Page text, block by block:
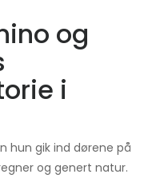
og
i
hun gik ind dørene på
og genert natur.